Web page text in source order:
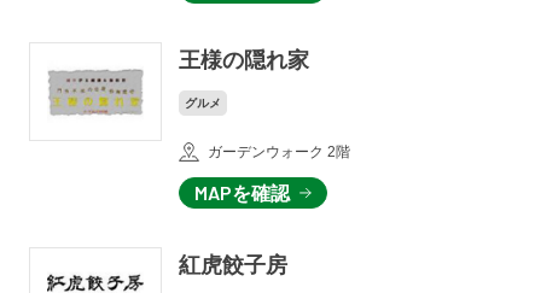
王様の隠れ家
グルメ
ガーデンウォーク 2階
MAPを確認
紅虎餃子房